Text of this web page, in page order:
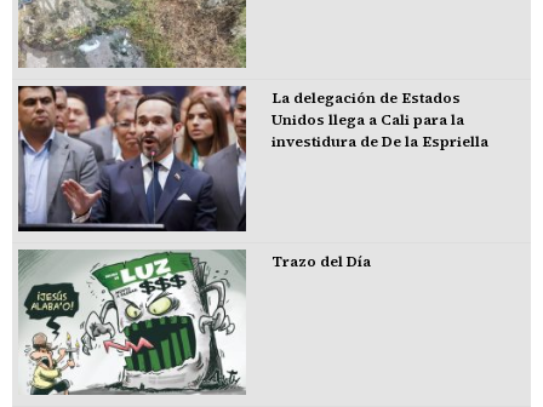
La delegación de Estados
Unidos llega a Cali para la
investidura de De la Espriella
Trazo del Día